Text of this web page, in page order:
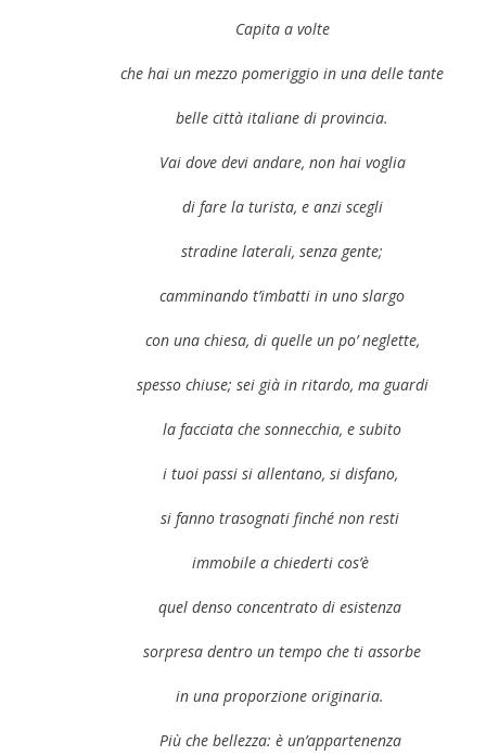
Capita a volte
che hai un mezzo pomeriggio in una delle tante
belle città italiane di provincia.
Vai dove devi andare, non hai voglia
di fare la turista, e anzi scegli
stradine laterali, senza gente;
camminando t’imbatti in uno slargo
con una chiesa, di quelle un po’ neglette,
spesso chiuse; sei già in ritardo, ma guardi
la facciata che sonnecchia, e subito
i tuoi passi si allentano, si disfano,
si fanno trasognati finché non resti
immobile a chiederti cos’è
quel denso concentrato di esistenza
sorpresa dentro un tempo che ti assorbe
in una proporzione originaria.
Più che bellezza: è un’appartenenza